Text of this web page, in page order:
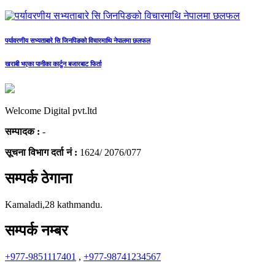
पर्यावरणीय सभ्यताबारे सि जिनपिङको विचारमाथि नेपालमा छलफल
खराबी भएका पानीका कार्टुन बजारबाट फिर्ता
Welcome Digital pvt.ltd
सम्पादक : -
सूचना विभाग दर्ता नं : 1624/ 2076/077
सम्पर्क ठेगाना
Kamaladi,28 kathmandu.
सम्पर्क नम्बर
+977-9851117401 , +977-98741234567